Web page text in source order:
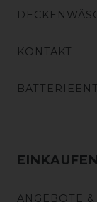
KONTAKT
EINKAUFEN
ANGEBOTE